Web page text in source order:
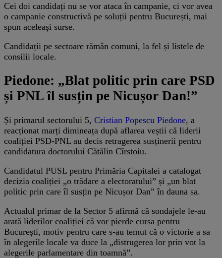
Cei doi candidați nu se vor ataca în campanie, ci vor avea
o campanie constructivă pe soluții pentru București, mai
spun aceleași surse.
Candidații pe sectoare rămân comuni, la fel și listele de
consilii locale.
Piedone: „Blat politic prin care PSD
și PNL îl susțin pe Nicușor Dan!”
Și primarul sectorului 5, Cristian Popescu Piedone, a
reacționat marți dimineața după aflarea veștii că liderii
coaliției PSD-PNL au decis retragerea susținerii pentru
candidatura doctorului Cătălin Cîrstoiu.
Candidatul PUSL pentru Primăria Capitalei a catalogat
decizia coaliției „o trădare a electoratului” și „un blat
politic prin care îl susțin pe Nicușor Dan” în dauna sa.
Actualul primar de la Sector 5 afirmă că sondajele le-au
arată liderilor coaliției că vor pierde cursa pentru
București, motiv pentru care s-au temut că o victorie a sa
în alegerile locale va duce la „distrugerea lor prin vot la
alegerile parlamentare din toamnă”.